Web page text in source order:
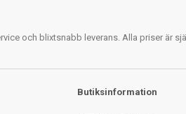
och blixtsnabb leverans. Alla priser är
Butiksinformation